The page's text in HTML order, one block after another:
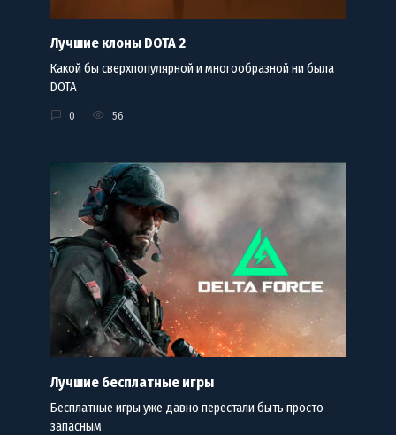
Лучшие клоны DOTA 2
Какой бы сверхпопулярной и многообразной ни была
DOTA
0 56
Лучшие бесплатные игры
Бесплатные игры уже давно перестали быть просто
запасным